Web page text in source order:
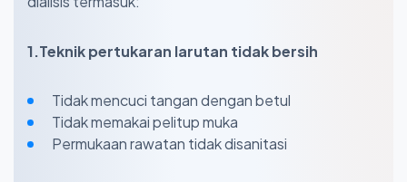
1.Teknik pertukaran larutan tidak bersih
Tidak mencuci tangan dengan betul
Tidak memakai pelitup muka
Permukaan rawatan tidak disanitasi